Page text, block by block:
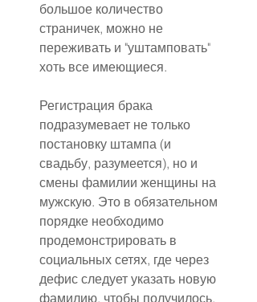
большое количество
страничек, можно не
переживать и "уштамповать"
хоть все имеющиеся.
Регистрация брака
подразумевает не только
постановку штампа (и
свадьбу, разумеется), но и
смены фамилии женщины на
мужскую. Это в обязательном
порядке необходимо
продемонстрировать в
социальных сетях, где через
дефис следует указать новую
фамилию, чтобы получилось,